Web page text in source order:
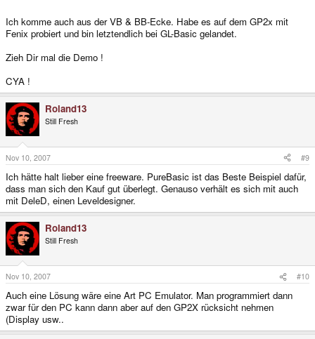
Ich komme auch aus der VB & BB-Ecke. Habe es auf dem GP2x mit
Fenix probiert und bin letztendlich bei GL-Basic gelandet.
Zieh Dir mal die Demo !
CYA !
Roland13
Still Fresh
Nov 10, 2007 #9
Ich hätte halt lieber eine freeware. PureBasic ist das Beste Beispiel dafür,
dass man sich den Kauf gut überlegt. Genauso verhält es sich mit auch
mit DeleD, einen Leveldesigner.
Roland13
Still Fresh
Nov 10, 2007 #10
Auch eine Lösung wäre eine Art PC Emulator. Man programmiert dann
zwar für den PC kann dann aber auf den GP2X rücksicht nehmen
(Display usw..